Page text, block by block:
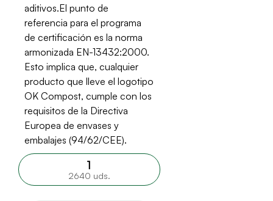
aditivos.El punto de
referencia para el programa
de certificación es la norma
armonizada EN-13432:2000.
Esto implica que, cualquier
producto que lleve el logotipo
OK Compost, cumple con los
requisitos de la Directiva
Europea de envases y
embalajes (94/62/CEE).
2640 uds.